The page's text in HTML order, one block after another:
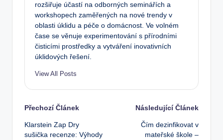
rozšiřuje účastí na odborných seminářích a
workshopech zaměřených na nové trendy v
oblasti úklidu a péče o domácnost. Ve volném
čase se věnuje experimentování s přírodními
čisticími prostředky a vytváření inovativních
úklidových řešení.
View All Posts
Post
navigation
Přechozí Článek
Klarstein Zap Dry
sušička recenze: Výhody
Následující Článek
Čím dezinfikovat v
mateřské škole –